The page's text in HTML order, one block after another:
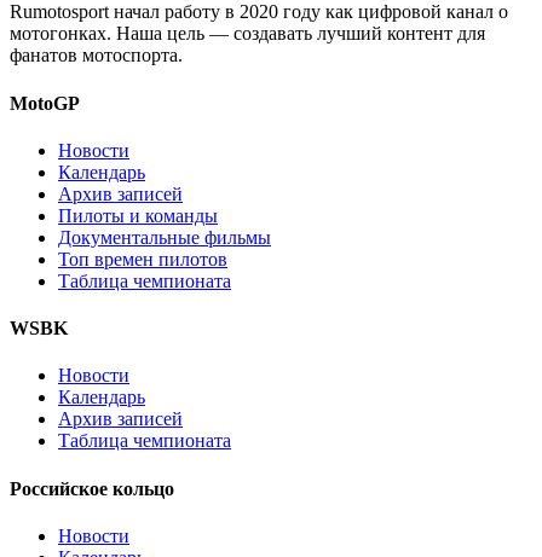
Rumotosport начал работу в 2020 году как цифровой канал о
мотогонках. Наша цель — создавать лучший контент для
фанатов мотоспорта.
MotoGP
Новости
Календарь
Архив записей
Пилоты и команды
Документальные фильмы
Топ времен пилотов
Таблица чемпионата
WSBK
Новости
Календарь
Архив записей
Таблица чемпионата
Российское кольцо
Новости